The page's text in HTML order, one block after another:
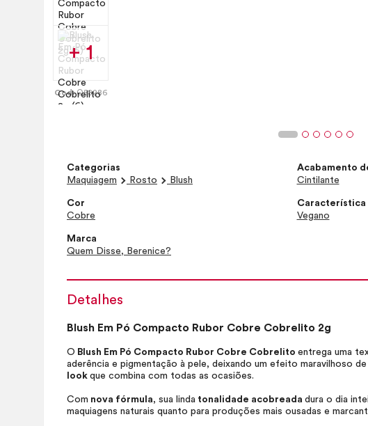
+ 1
Cod:Q58286
Categorias
Maquiagem
Rosto Blush
Acabamento
Cintilante
Cor
Cobre
Característica
Vegano
Marca
Quem Disse, Berenice?
Detalhes
Blush Em Pó Compacto Rubor Cobre Cobrelito 2g
O Blush Em Pó Compacto Rubor Cobre Cobrelito entrega uma
aderência e pigmentação à pele, deixando um efeito maravilhoso de
look que combina com todas as ocasiões.
Com nova fórmula, sua linda tonalidade acobreada dura o dia
maquiagens naturais quanto para produções mais ousadas e